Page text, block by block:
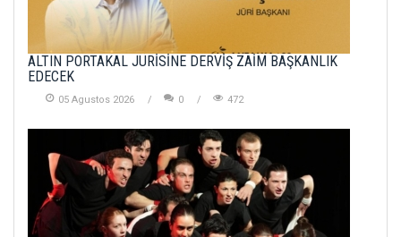
ALTIN PORTAKAL JÜRİSİNE DERVİŞ ZAİM BAŞKANLIK
EDECEK
05 Agustos 2026 0 472